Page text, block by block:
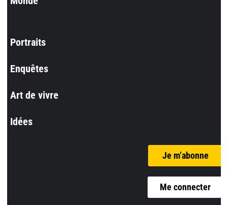
Portraits
Enquêtes
Art de vivre
Idées
Je m’abonne
Me connecter